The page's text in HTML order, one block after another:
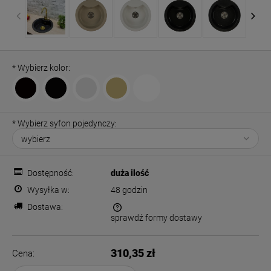
*Wybierz kolor:
*Wybierz syfon pojedynczy:
Dostępność:
duża ilość
Wysyłka w:
48 godzin
Dostawa:
Cena nie zawiera ewentualnych kosztów płatności
sprawdź formy dostawy
Cena: 310,35 zł